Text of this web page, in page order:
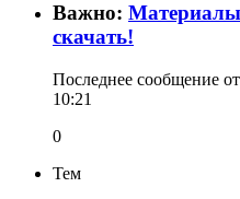
Важно: Материалы
скачать!
Последнее сообщение от
10:21
0
Тем